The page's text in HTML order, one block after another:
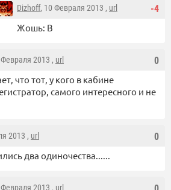
-4
Dizhoff, 10 Февраля 2013 , url
Жошь: В
0
Февраля 2013 , url
что тот, у кого в кабине
самого интересного и не
0
2013 , url
два одиночества......
Февраля 2013 , url